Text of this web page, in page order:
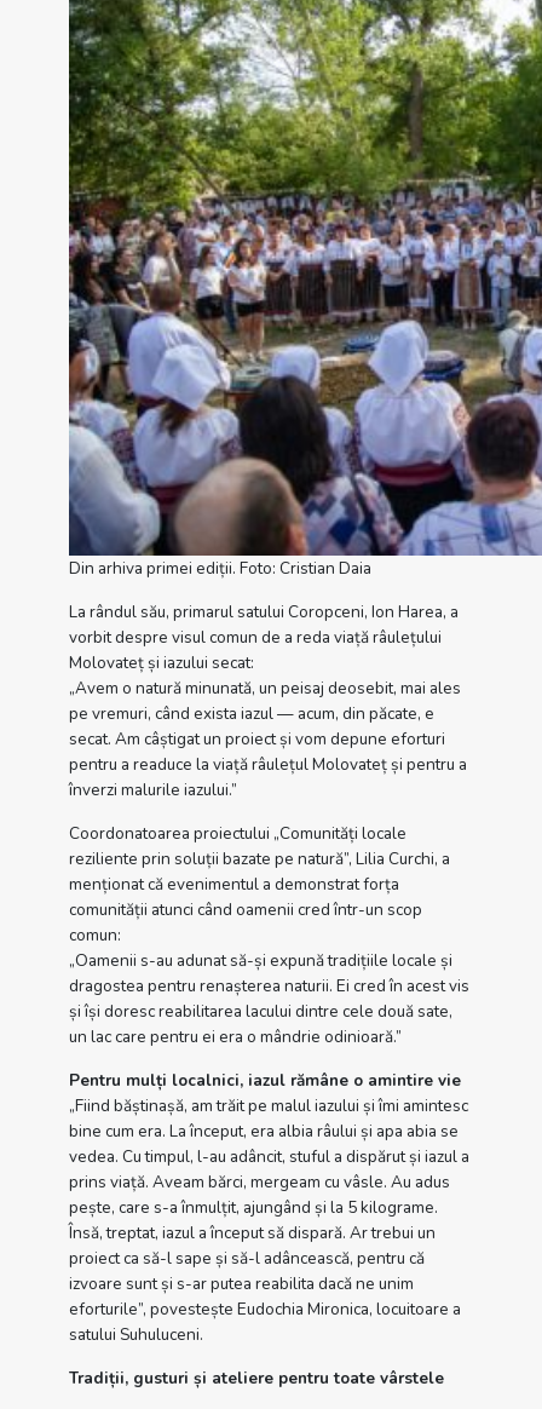
Din arhiva primei ediții. Foto: Cristian Daia
La rândul său, primarul satului Coropceni, Ion Harea, a
vorbit despre visul comun de a reda viață râulețului
Molovateț și iazului secat:
„Avem o natură minunată, un peisaj deosebit, mai ales
pe vremuri, când exista iazul — acum, din păcate, e
secat. Am câștigat un proiect și vom depune eforturi
pentru a readuce la viață râulețul Molovateț și pentru a
înverzi malurile iazului.”
Coordonatoarea proiectului „Comunități locale
reziliente prin soluții bazate pe natură”, Lilia Curchi, a
menționat că evenimentul a demonstrat forța
comunității atunci când oamenii cred într-un scop
comun:
„Oamenii s-au adunat să-și expună tradițiile locale și
dragostea pentru renașterea naturii. Ei cred în acest vis
și își doresc reabilitarea lacului dintre cele două sate,
un lac care pentru ei era o mândrie odinioară.”
Pentru mulți localnici, iazul rămâne o amintire vie
„Fiind băștinașă, am trăit pe malul iazului și îmi amintesc
bine cum era. La început, era albia râului și apa abia se
vedea. Cu timpul, l-au adâncit, stuful a dispărut și iazul a
prins viață. Aveam bărci, mergeam cu vâsle. Au adus
pește, care s-a înmulțit, ajungând și la 5 kilograme.
Însă, treptat, iazul a început să dispară. Ar trebui un
proiect ca să-l sape și să-l adâncească, pentru că
izvoare sunt și s-ar putea reabilita dacă ne unim
eforturile”, povestește Eudochia Mironica, locuitoare a
satului Suhuluceni.
Tradiții, gusturi și ateliere pentru toate vârstele